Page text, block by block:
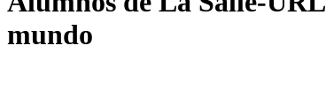
mundo